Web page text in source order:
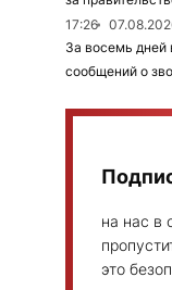
17:26
За восемь дней
сообщений о
на нас в
это